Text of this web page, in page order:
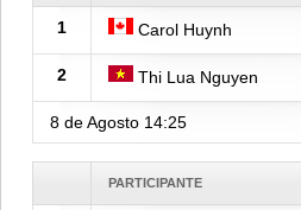
1 Carol Huynh
2 Thi Lua Nguyen
8 de Agosto 14:25
PARTICIPANTE